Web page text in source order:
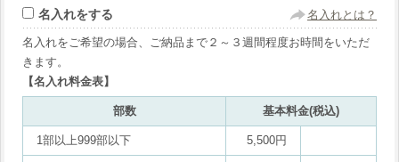
名入れをする 名入れとは？
名入れをご希望の場合、ご納品まで２～３週間程度お時間をいただ
きます。
【名入れ料金表】
部数 基本料金(税込)
1部以上999部以下 5,500円